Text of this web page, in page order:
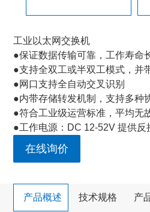
工业以太网交换机
●保证数据传输可靠，工作寿命
●支持全双工或半双工模式，并
●网口支持全自动交叉识别
●内带存储转发机制，支持多种
●符合工业级运营标准，平均无
●工作电源：DC 12-52V 提供反
在线询价
产品概述 技术规格 产